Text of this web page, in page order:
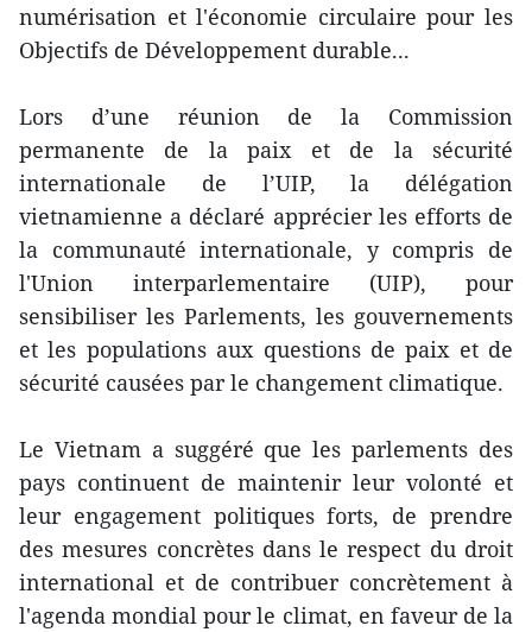
numérisation et l'économie circulaire pour les
Objectifs de Développement durable...
Lors d’une réunion de la Commission
permanente de la paix et de la sécurité
internationale de l’UIP, la délégation
vietnamienne a déclaré apprécier les efforts de
la communauté internationale, y compris de
l'Union interparlementaire (UIP), pour
sensibiliser les Parlements, les gouvernements
et les populations aux questions de paix et de
sécurité causées par le changement climatique.
Le Vietnam a suggéré que les parlements des
pays continuent de maintenir leur volonté et
leur engagement politiques forts, de prendre
des mesures concrètes dans le respect du droit
international et de contribuer concrètement à
l'agenda mondial pour le climat, en faveur de la